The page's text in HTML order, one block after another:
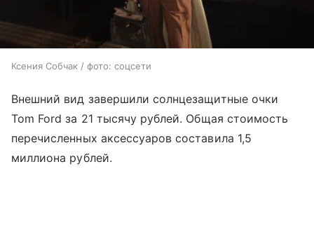
Ксения Собчак / фото: соцсети
Внешний вид завершили солнцезащитные очки
Tom Ford за 21 тысячу рублей. Общая стоимость
перечисленных аксессуаров составила 1,5
миллиона рублей.